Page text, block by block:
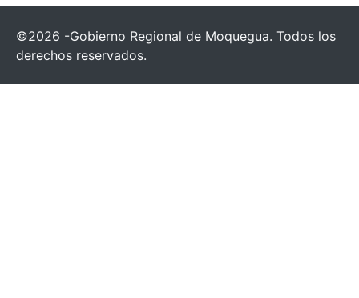
©2026 -Gobierno Regional de Moquegua. Todos los
derechos reservados.